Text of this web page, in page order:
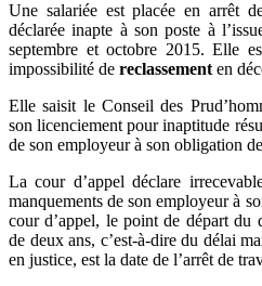
Une salariée est placée en arrêt
déclarée inapte à son poste à
septembre et octobre 2015. Elle
impossibilité de reclassement en
Elle saisit le Conseil des
son licenciement pour inaptitude
de son employeur à son obligation
La cour d’appel déclare
manquements de son employeur à
cour d’appel, le point de départ du
de deux ans, c’est-à-dire du délai
en justice, est la date de l’arrêt de